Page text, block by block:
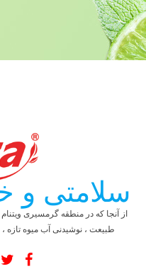
سلامتی
از آنجا که در منطقه گرمسیری
طبیعت ، نوشیدنی آب میوه تازه ،